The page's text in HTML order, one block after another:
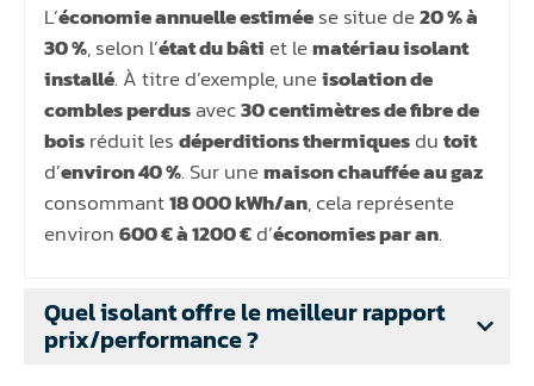
L’économie annuelle estiméese situe de20 % à
30 %, selon l’état du bâti et lematériau isolant
installé. À titre d’exemple, uneisolation de
combles perdusavec30 centimètres de fibre de
boisréduit lesdéperditions thermiquesdutoit
d’environ 40 %. Sur unemaison chauffée au gaz
consommant18 000 kWh/an, cela représente
environ600 € à 1200 €d’économies par an.
Quel isolant offre le meilleur rapport
prix/performance ?